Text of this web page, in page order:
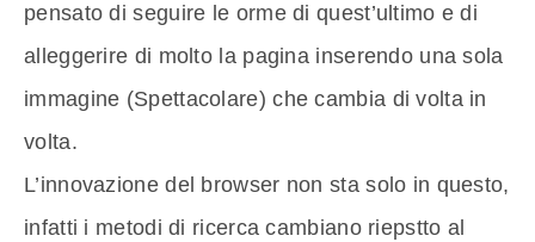
pensato di seguire le orme di quest’ultimo e di
alleggerire di molto la pagina inserendo una sola
immagine (Spettacolare) che cambia di volta in
volta.
L’innovazione del browser non sta solo in questo,
infatti i metodi di ricerca cambiano riepstto al